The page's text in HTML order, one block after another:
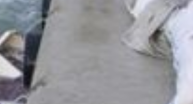
İMES MALİ ONAYI ALDI